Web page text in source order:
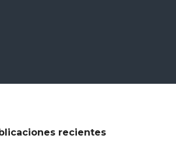
recientes